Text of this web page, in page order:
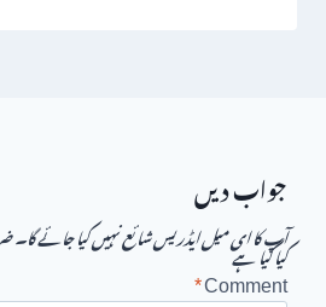
جواب دیں
آپ کا ای میل ایڈریس شائع نہیں کیا جائے گا۔
کیا گیا ہے
Comment
*